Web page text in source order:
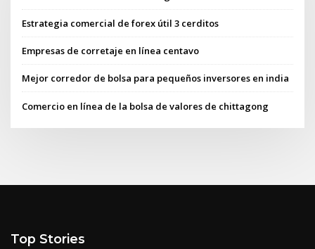
Estrategia comercial de forex útil 3 cerditos
Empresas de corretaje en línea centavo
Mejor corredor de bolsa para pequeños inversores en india
Comercio en línea de la bolsa de valores de chittagong
Top Stories